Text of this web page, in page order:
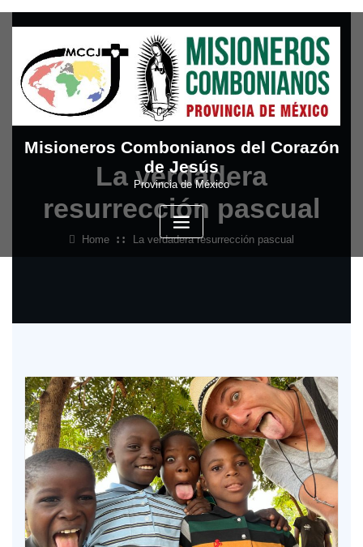
content
Misioneros Combonianos del Corazón
de Jesús
Provincia de México
La verdadera
resurrección pascual
Home La verdadera resurrección pascual